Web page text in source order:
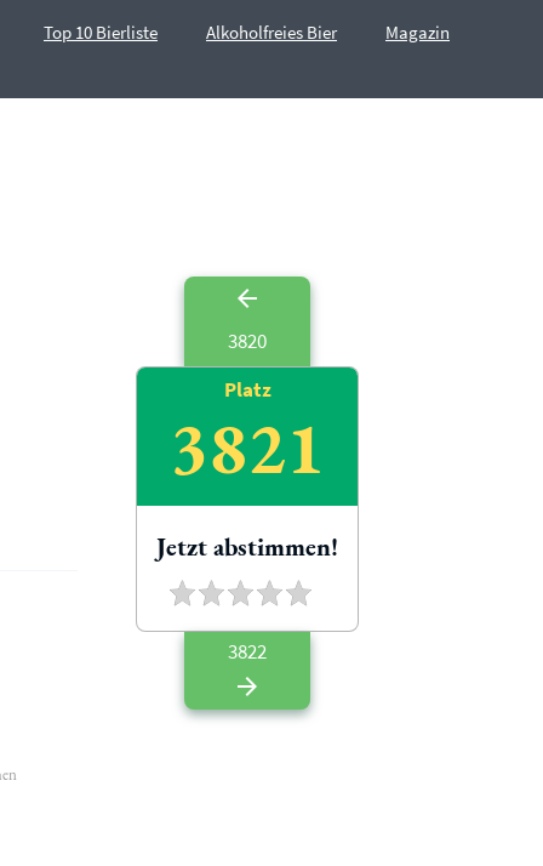
Top 10 Bierliste Alkoholfreies Bier Magazin
3820
Platz
3821
Jetzt abstimmen!
3822